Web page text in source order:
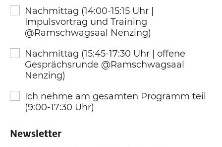
Nachmittag (14:00-15:15 Uhr |
Impulsvortrag und Training
@Ramschwagsaal Nenzing)
Nachmittag (15:45-17:30 Uhr | offene
Gesprächsrunde @Ramschwagsaal
Nenzing)
Ich nehme am gesamten Programm teil
(9:00-17:30 Uhr)
Newsletter